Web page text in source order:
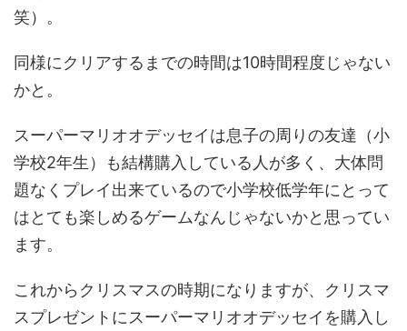
笑）。
同様にクリアするまでの時間は10時間程度じゃない
かと。
スーパーマリオオデッセイは息子の周りの友達（小
学校2年生）も結構購入している人が多く、大体問
題なくプレイ出来ているので小学校低学年にとって
はとても楽しめるゲームなんじゃないかと思ってい
ます。
これからクリスマスの時期になりますが、クリスマ
スプレゼントにスーパーマリオオデッセイを購入し